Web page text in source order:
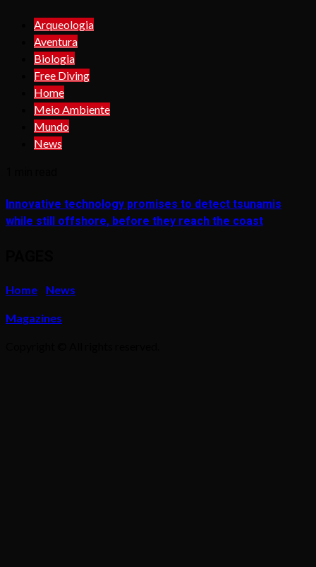
Arqueologia
Aventura
Biologia
Free Diving
Home
Meio Ambiente
Mundo
News
Innovative technology promises to detect tsunamis
while still offshore, before they reach the coast
Home News
Magazines